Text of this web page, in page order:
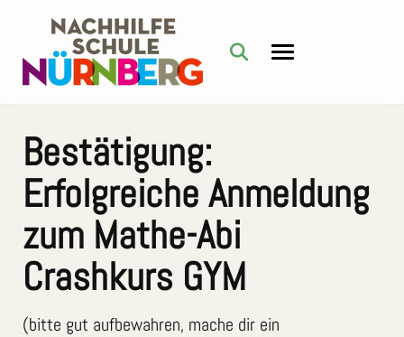
Bestätigung:
Erfolgreiche Anmeldung
zum Mathe-Abi
Crashkurs GYM
(bitte gut aufbewahren, mache dir ein